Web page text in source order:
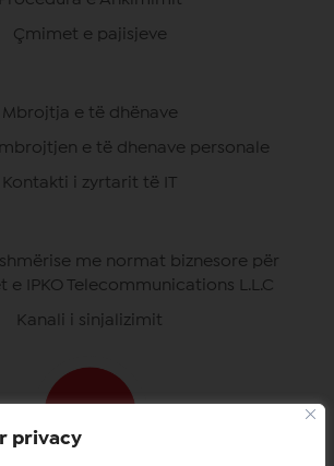
privacy
Çmimet e pajisjeve
Mbrojtja e të dhënave
e të dhenave personale
Kontakti i zyrtarit të IT
me normat biznesore për
e IPKO Telecommunications L.L.C
Kanali i sinjalizimit